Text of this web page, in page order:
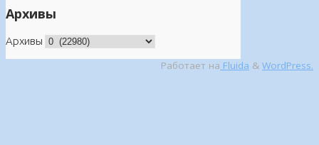
Архивы
Архивы
Работает на Fluida & WordPress.